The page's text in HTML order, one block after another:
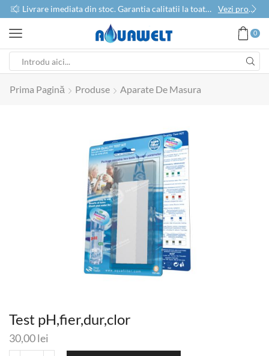
Livrare imediata din stoc. Garantia calitatii la toate produsele Vezi produse
0
Prima Pagină Produse Aparate De Masura
Test pH,fier,dur,clor
30,00lei